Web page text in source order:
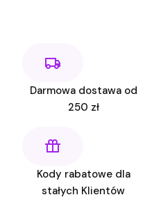
Darmowa dostawa od
250 zł
Kody rabatowe dla
stałych Klientów